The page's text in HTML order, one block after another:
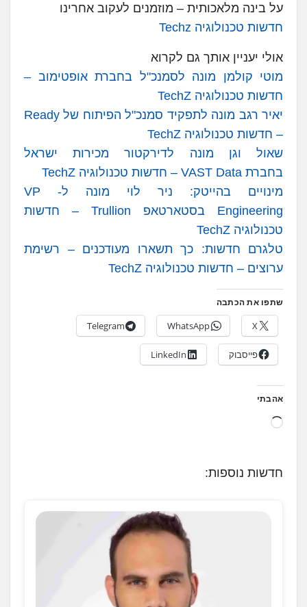
על בינה מלאכותית – מוזמנים לעקוב אחרינו
חדשות טכנולוגיה Techz
אולי יעניין אותך גם לקרוא
מוטי קולמן מונה לסמנכ"ל בחברת אופטימוב –
חדשות טכנולוגיה TechZ
יאיר רגב מונה לתפקיד סמנכ"ל הפיתוח של Ready
– חדשות טכנולוגיה TechZ
שאול וגן מונה לדירקטור מכירות ישראל
בחברת VAST Data – חדשות טכנולוגיה TechZ
מינויים בהייטק: ניר לוי מונה ל- VP
Engineering בסטארטאפ Trullion – חדשות
טכנולוגיה TechZ
טלגרם חדשות: כך תשארו מעודכנים – רשימת
ערוצים – חדשות טכנולוגיה TechZ
שתפו את הכתבה
X
WhatsApp
Telegram
פייסבוק LinkedIn
אהבתי
ט
חדשות נוספות: